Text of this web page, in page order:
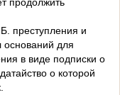
преступления и
оснований для
в виде подписки о
о которой